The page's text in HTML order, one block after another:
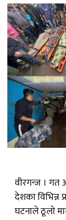
वीरगन्ज । गत
देशका विभिन्न
घटनाले ठूलो